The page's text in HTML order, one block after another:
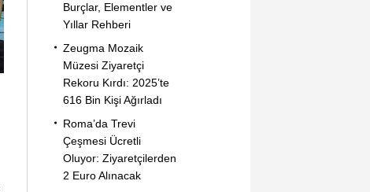
Burçlar, Elementler ve
Yıllar Rehberi
Zeugma Mozaik
Müzesi Ziyaretçi
Rekoru Kırdı: 2025’te
616 Bin Kişi Ağırladı
Roma’da Trevi
Çeşmesi Ücretli
Oluyor: Ziyaretçilerden
2 Euro Alınacak